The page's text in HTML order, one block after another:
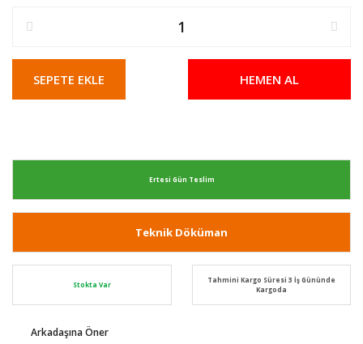
SEPETE EKLE HEMEN AL
Ertesi Gün Teslim
Teknik Döküman
Stokta Var
Tahmini Kargo Süresi 3 İş Gününde
Kargoda
Arkadaşına Öner